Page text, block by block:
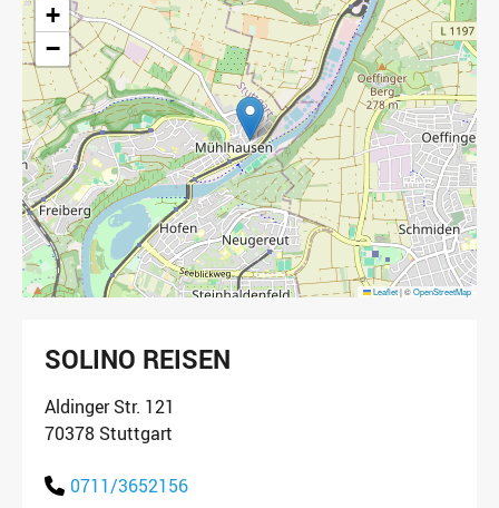
+
−
Leaflet|©OpenStreetMap
SOLINO REISEN
Aldinger Str. 121
70378 Stuttgart
0711/3652156